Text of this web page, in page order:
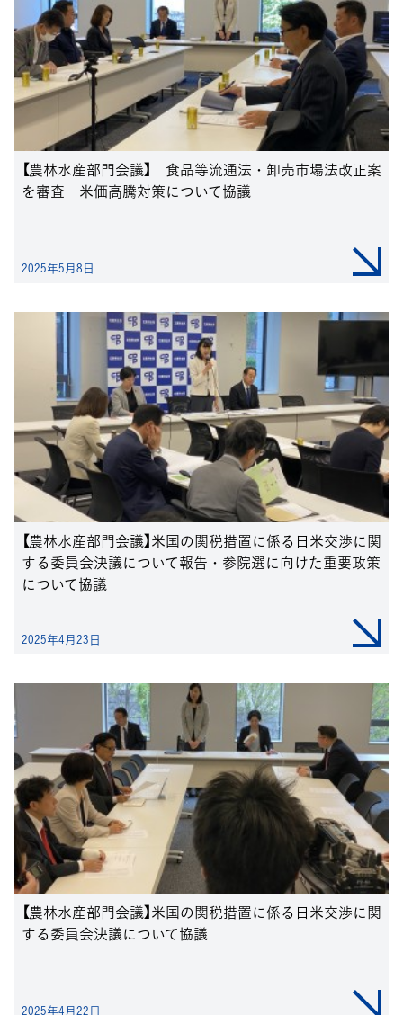
【農林水産部門会議】 食品等流通法・卸売市場法改正案
を審査 米価高騰対策について協議
2025年5月8日
【農林水産部門会議】米国の関税措置に係る日米交渉に関
する委員会決議について報告・参院選に向けた重要政策
について協議
2025年4月23日
【農林水産部門会議】米国の関税措置に係る日米交渉に関
する委員会決議について協議
2025年4月22日